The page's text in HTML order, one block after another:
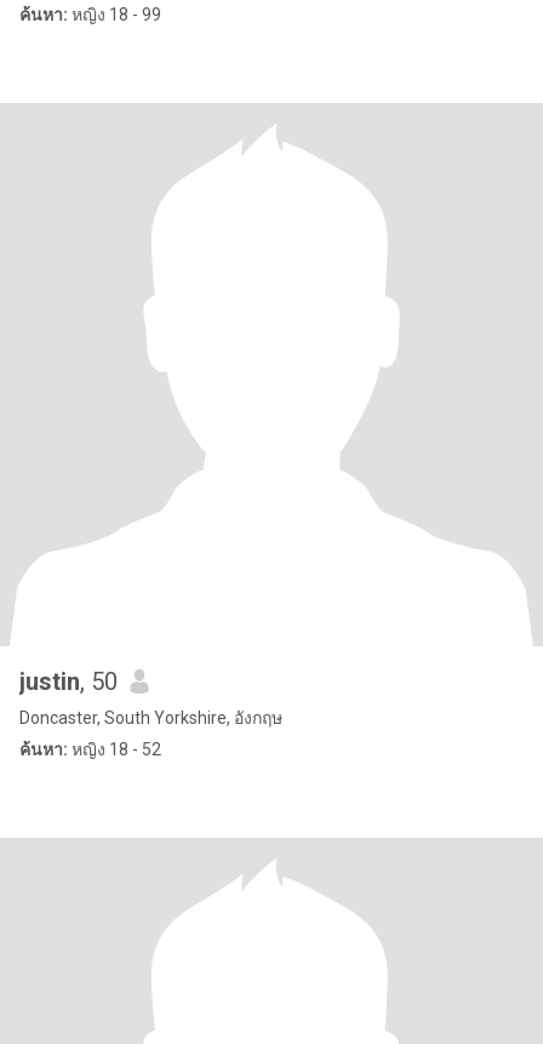
ค้นหา: หญิง 18 - 99
justin, 50
Doncaster, South Yorkshire, อังกฤษ
ค้นหา: หญิง 18 - 52